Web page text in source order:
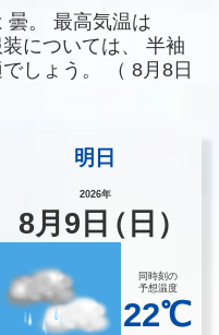
曇。
最高気温は
装については、
半袖
しょう。
（ 8月8日
明日
2026年
8月 9 日（日）
同時刻の
予想温度
22℃